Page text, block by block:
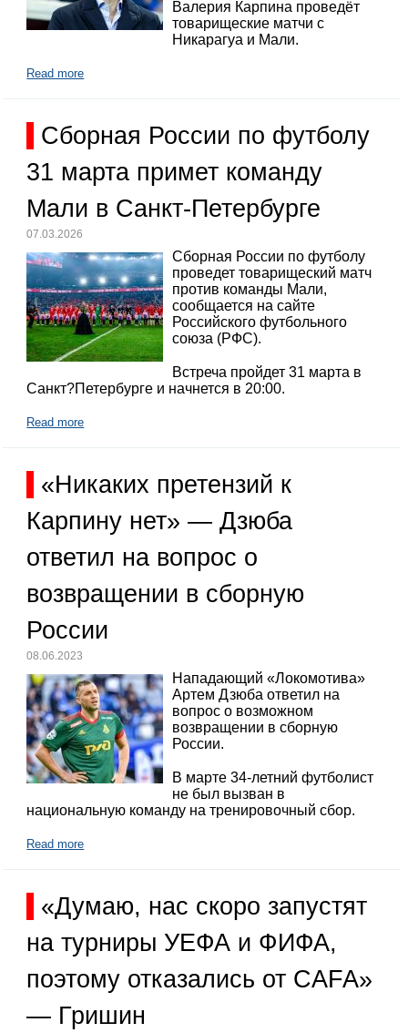
Валерия Карпина проведёт
товарищеские матчи с
Никарагуа и Мали.
Read more
Сборная России по футболу
31 марта примет команду
Мали в Санкт-Петербурге
07.03.2026
Сборная России по футболу
проведет товарищеский матч
против команды Мали,
сообщается на сайте
Российского футбольного
союза (РФС).
Встреча пройдет 31 марта в
Санкт?Петербурге и начнется в 20:00.
Read more
«Никаких претензий к
Карпину нет» — Дзюба
ответил на вопрос о
возвращении в сборную
России
08.06.2023
Нападающий «Локомотива»
Артем Дзюба ответил на
вопрос о возможном
возвращении в сборную
России.
В марте 34-летний футболист
не был вызван в
национальную команду на тренировочный сбор.
Read more
«Думаю, нас скоро запустят
на турниры УЕФА и ФИФА,
поэтому отказались от CAFA»
— Гришин